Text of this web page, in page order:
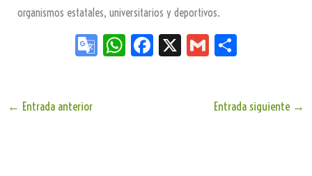
organismos estatales, universitarios y deportivos.
Go W
Fa
X
G
← Entrada anterior Entrada siguiente →